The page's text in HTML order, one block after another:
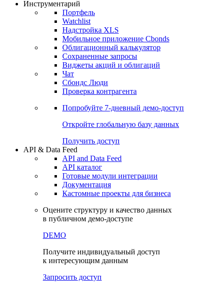
Откройте глобальную базу данных
Получить доступ
Инструментарий
Портфель
Watchlist
Надстройка XLS
Мобильное приложение Cbonds
Облигационный калькулятор
Сохраненные запросы
Чат
Проверка контрагента
Попробуйте7-дневный
Откройте глобальную базу данных
Получить доступ
API & Data Feed
API and Data Feed
Готовые модули интеграции
Документация
в публичном демо-доступе